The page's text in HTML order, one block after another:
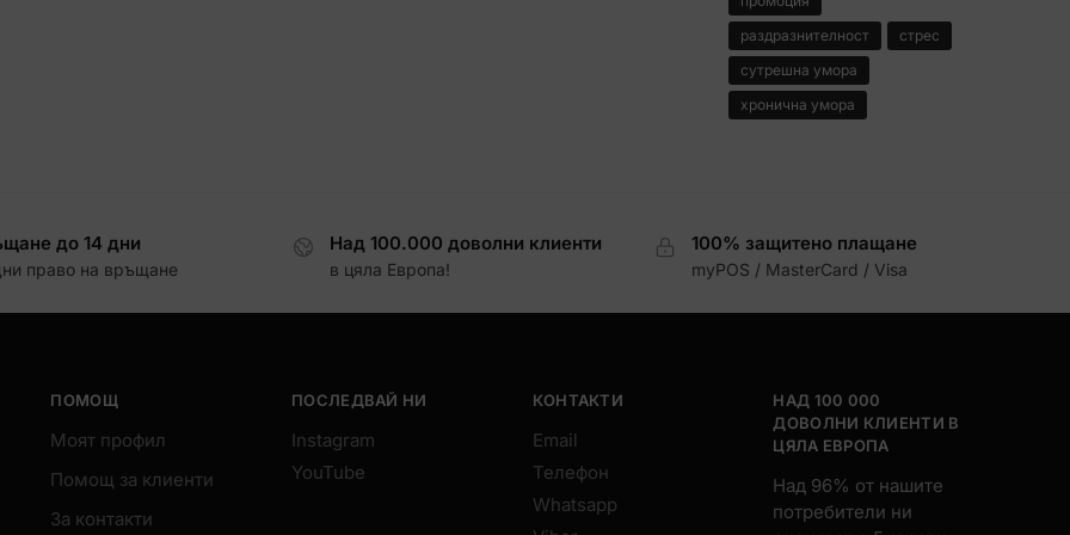
раздразнителност
стрес
сутрешна умора
хронична умора
до 14 дни
право на връщане
Над 100.000 доволни клиенти
в цяла Европа!
100% защитено плащане
myPOS / MasterCard / Visa
ПОМОЩ
Моят профил
Помощ за клиенти
За контакти
ПОСЛЕДВАЙ НИ
Instagram
YouTube
КОНТАКТИ
Email
Телефон
Whatsapp
НАД 100 000
ДОВОЛНИ КЛИЕНТИ В
ЦЯЛА ЕВРОПА
Над 96% от нашите
потребители ни